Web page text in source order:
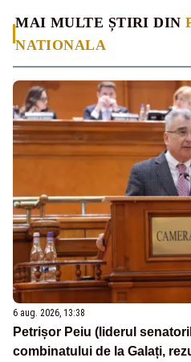
MAI MULTE ȘTIRI DIN
NATIONALA
6 aug. 2026, 13:38
Petrișor Peiu (liderul
combinatului de la Galați,